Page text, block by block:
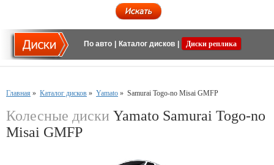
По авто Каталог дисков Диски реплика
Главная » Каталог дисков » Yamato » Samurai Togo-no Misai GMFP
Колесные диски Yamato Samurai Togo-no
Misai GMFP